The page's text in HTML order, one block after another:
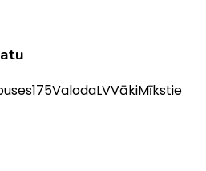
175ValodaLVVākiMīkstie